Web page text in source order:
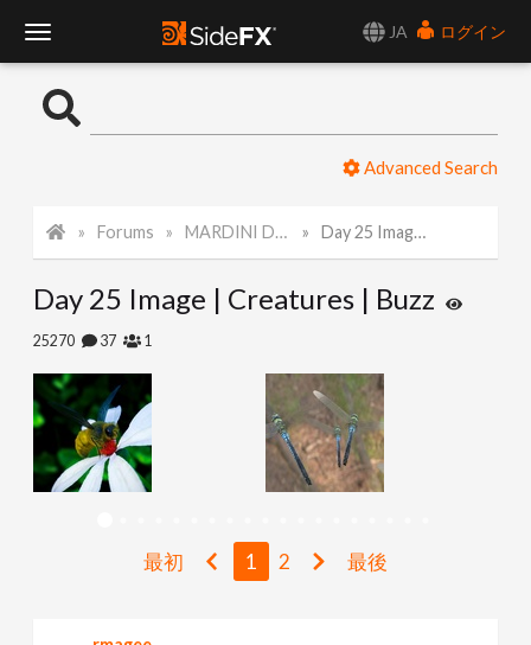
JA
ログイン
o
l
N
a
Advanced Search
Forums MARDINI Daily Challenge 2021 Day 25 Image | Creatures | Buzz
Day 25 Image | Creatures | Buzz
25270 37 1
最初 1 2 最後